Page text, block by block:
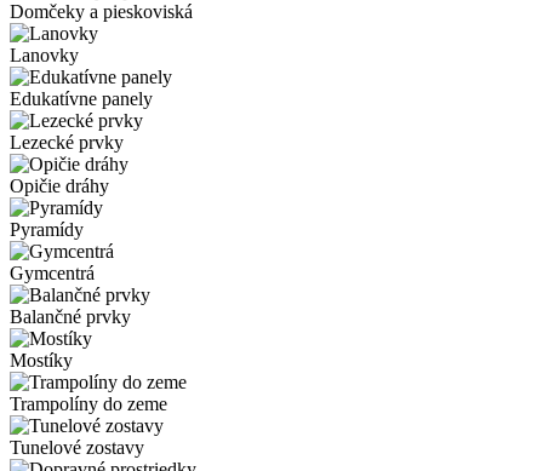
Domčeky a pieskoviská
Lanovky
Edukatívne panely
Lezecké prvky
Opičie dráhy
Pyramídy
Gymcentrá
Balančné prvky
Mostíky
Trampolíny do zeme
Tunelové zostavy